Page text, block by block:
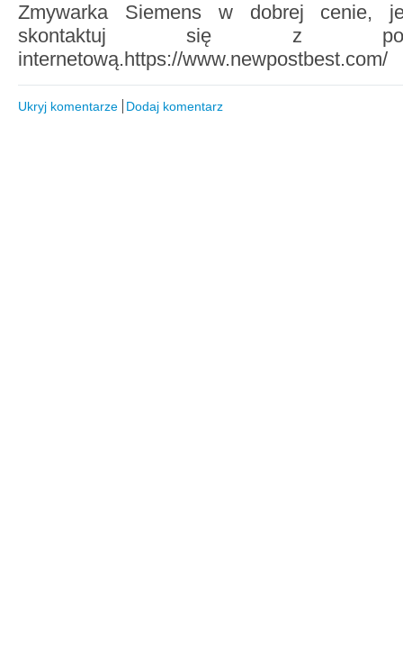
Zmywarka Siemens w dobrej cenie,
skontaktuj się z
internetową.https://www.newpostbest.com/
Ukryj komentarze Dodaj komentarz